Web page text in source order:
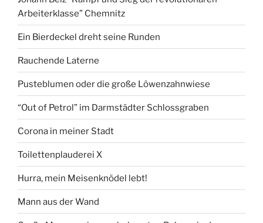
Arbeiterklasse” Chemnitz
Ein Bierdeckel dreht seine Runden
Rauchende Laterne
Pusteblumen oder die große Löwenzahnwiese
“Out of Petrol” im Darmstädter Schlossgraben
Corona in meiner Stadt
Toilettenplauderei X
Hurra, mein Meisenknödel lebt!
Mann aus der Wand